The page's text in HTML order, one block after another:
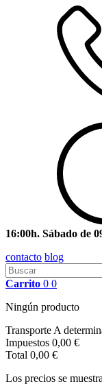
16:00h. Sábado de
contacto blog
Carrito 0 0
Ningún producto
Transporte A
Impuestos 0,00 €
Total 0,00 €
Los precios se